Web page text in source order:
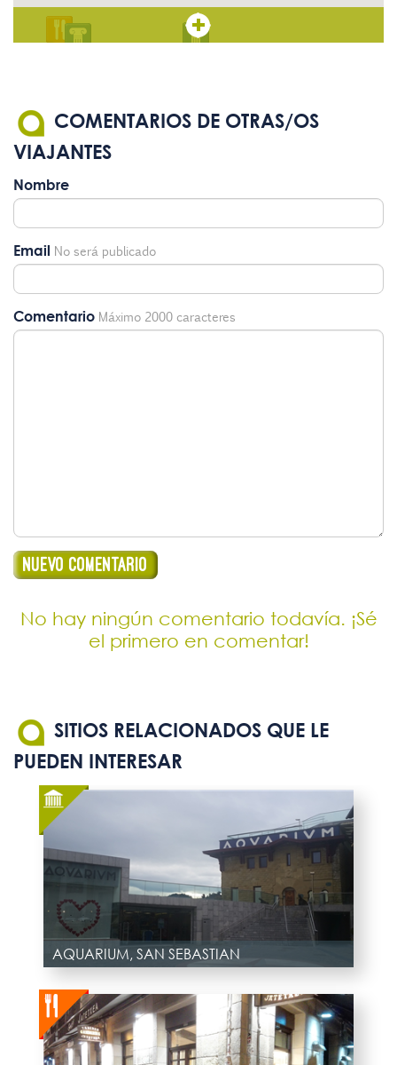
COMENTARIOS DE OTRAS/OS
VIAJANTES
Nombre
Email No será publicado
Comentario Máximo 2000 caracteres
No hay ningún comentario todavía. ¡Sé
el primero en comentar!
SITIOS RELACIONADOS QUE LE
PUEDEN INTERESAR
AQUARIUM, SAN SEBASTIAN